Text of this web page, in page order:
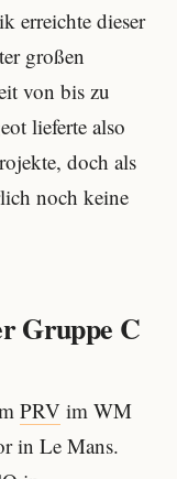
erreichte dieser
großen
von bis zu
lieferte also
doch als
noch keine
Gruppe C
PRV im WM
in Le Mans.